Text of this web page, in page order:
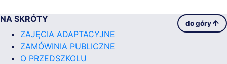
NA SKRÓTY do góry
ZAJĘCIA ADAPTACYJNE
ZAMÓWINIA PUBLICZNE
O PRZEDSZKOLU